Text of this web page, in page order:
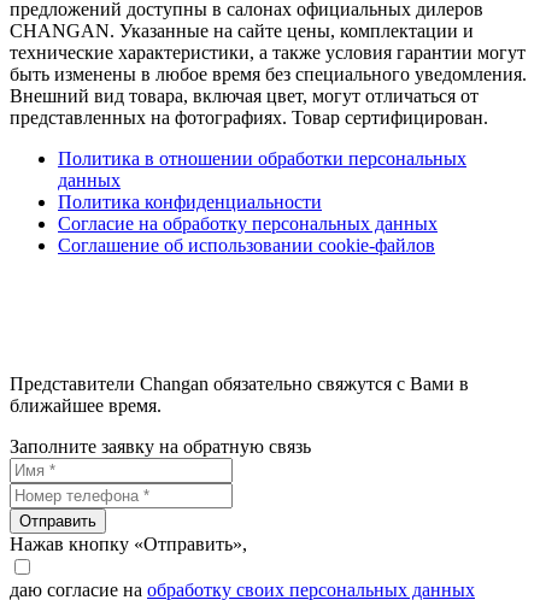
предложений доступны в салонах официальных дилеров
CHANGAN. Указанные на сайте цены, комплектации и
технические характеристики, а также условия гарантии могут
быть изменены в любое время без специального уведомления.
Внешний вид товара, включая цвет, могут отличаться от
представленных на фотографиях. Товар сертифицирован.
Политика в отношении обработки персональных
данных
Политика конфиденциальности
Согласие на обработку персональных данных
Соглашение об использовании cookie-файлов
Представители Changan обязательно свяжутся с Вами в
ближайшее время.
Заполните заявку на обратную связь
Отправить
Нажав кнопку «Отправить»,
даю согласие на обработку своих персональных данных